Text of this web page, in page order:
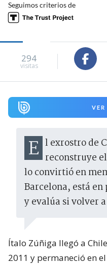
Seguimos criterios de
294
visitas
VER
El exrostro de Chilevisión reconstruye
lo convirtió en
Barcelona, está
y evalúa si volver
Ítalo Zúñiga llegó a
2011 y permaneció en